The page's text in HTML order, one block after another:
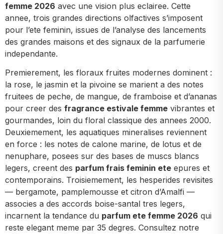
femme 2026 avec une vision plus eclairee. Cette
annee, trois grandes directions olfactives s’imposent
pour l’ete feminin, issues de l’analyse des lancements
des grandes maisons et des signaux de la parfumerie
independante.
Premierement, les floraux fruites modernes dominent :
la rose, le jasmin et la pivoine se marient a des notes
fruitees de peche, de mangue, de framboise et d’ananas
pour creer des fragrance estivale femme vibrantes et
gourmandes, loin du floral classique des annees 2000.
Deuxiemement, les aquatiques mineralises reviennent
en force : les notes de calone marine, de lotus et de
nenuphare, posees sur des bases de muscs blancs
legers, creent des parfum frais feminin ete epures et
contemporains. Troisiemement, les hesperides revisites
— bergamote, pamplemousse et citron d’Amalfi —
associes a des accords boise-santal tres legers,
incarnent la tendance du parfum ete femme 2026 qui
reste elegant meme par 35 degres. Consultez notre